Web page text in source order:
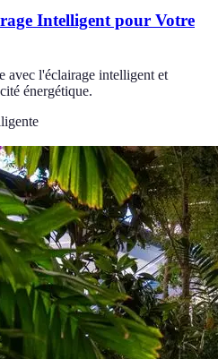
Intelligent pour Votre
avec l'éclairage intelligent et
énergétique.